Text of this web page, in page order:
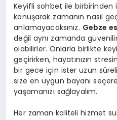
Keyifli sohbet ile birbirinden
konuşarak zamanın nasıl
anlamayacaksınız. Gebze
değil aynı zamanda
olabilirler. Onlarla birlikte
geçirirken, hayatınızın
bir gece için ister uzun
size en uygun bayanı
yaşamanızı sağlayalım.
Her zaman kaliteli hizmet